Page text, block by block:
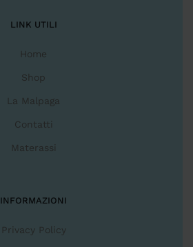
LINK UTILI
Home
Shop
La Malpaga
Contatti
Materassi
INFORMAZIONI
Privacy Policy